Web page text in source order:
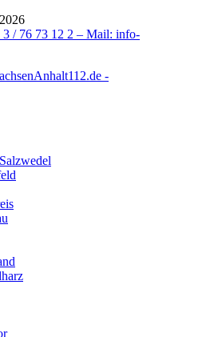
3 / 76 73 12 2 – Mail: info-
-